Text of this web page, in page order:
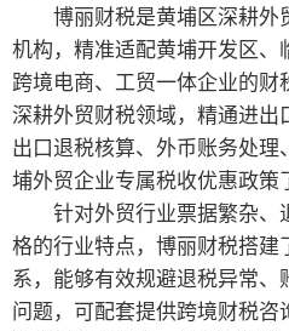
博丽财税是黄埔区深耕外
机构，精准适配黄埔开发区、
跨境电商、工贸一体企业的财
深耕外贸财税领域，精通进出
出口退税核算、外币账务处
埔外贸企业专属税收优惠政策
针对外贸行业票据繁杂、
格的行业特点，博丽财税搭建
系，能够有效规避退税异常
问题，可配套提供跨境财税